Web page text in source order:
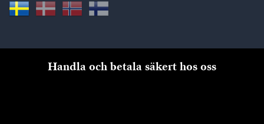
Handla och betala säkert hos oss